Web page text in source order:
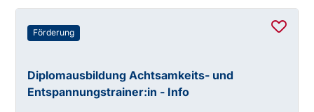
Förderung
Diplomausbildung Achtsamkeits- und
Entspannungstrainer:in - Info